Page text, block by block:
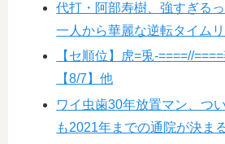
代打・阿部寿樹、強すぎ
一人から華麗な逆転タイム
【セ順位】虎=兎-====//
【8/7】他
ワイ虫歯30年放置マン、つ
も2021年までの通院が決ま